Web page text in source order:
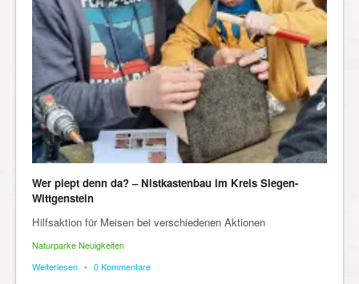
Wer piept denn da? – Nistkastenbau im Kreis Siegen-
Wittgenstein
Hilfsaktion für Meisen bei verschiedenen Aktionen
Naturparke Neuigkeiten
Weiterlesen • 0 Kommentare